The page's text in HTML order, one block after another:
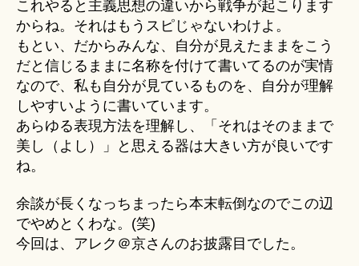
これやると主義思想の違いから戦争が起こります
からね。それはもうスピじゃないわけよ。
もとい、だからみんな、自分が見えたままをこう
だと信じるままに名称を付けて書いてるのが実情
なので、私も自分が見ているものを、自分が理解
しやすいように書いています。
あらゆる表現方法を理解し、「それはそのままで
美し（よし）」と思える器は大きい方が良いです
ね。
余談が長くなっちまったら本末転倒なのでこの辺
でやめとくわな。(笑)
今回は、アレク＠京さんのお披露目でした。